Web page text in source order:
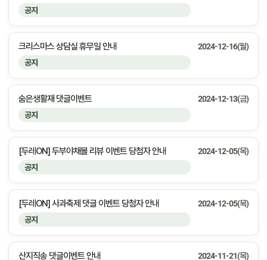
공지
공지
크리스마스 상담실 휴무일 안내 2024-12-16(월)
공지
숨은생활재 댓글이벤트 2024-12-13(금)
공지
[두레ON] 두부야채볼 리뷰 이벤트 당첨자 안내 2024-12-05(목)
공지
[두레ON] 사과축제 댓글 이벤트 당첨자 안내 2024-12-05(목)
산지직송 댓글이벤트 안내 2024-11-21(목)